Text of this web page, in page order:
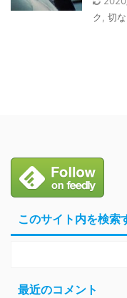
ク
切
このサイト内を検索
最近のコメント